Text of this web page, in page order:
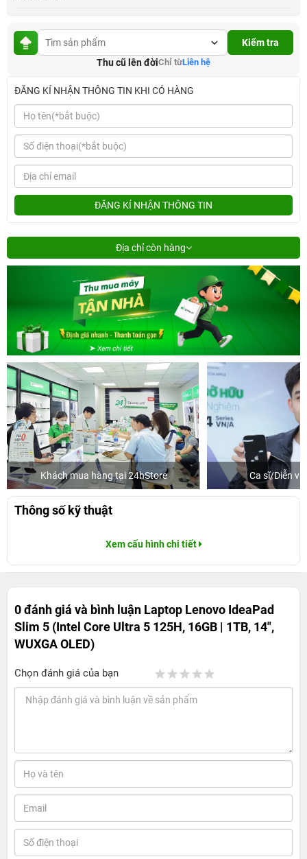
Kiểm tra
Thu cũ lên đờiChỉ từLiên hệ
ĐĂNG KÍ NHẬN THÔNG TIN KHI CÓ HÀNG
ĐĂNG KÍ NHẬN THÔNG TIN
Địa chỉ còn hàng
24hStore Ca sĩ/Diễn viên Jun Phạm
Thông số kỹ thuật
Xem cấu hình chi tiết
0 đánh giá và bình luận Laptop Lenovo IdeaPad
Slim 5 (Intel Core Ultra 5 125H, 16GB | 1TB, 14",
WUXGA OLED)
Chọn đánh giá của bạn